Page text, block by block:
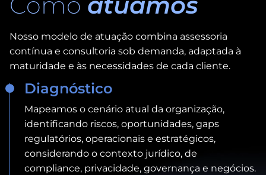
Nosso modelo de atuação combina assessoria
contínua e consultoria sob demanda, adaptada à
maturidade e às necessidades de cada cliente.
Diagnóstico
Mapeamos o cenário atual da organização,
identificando riscos, oportunidades, gaps
regulatórios, operacionais e estratégicos,
considerando o contexto jurídico, de
compliance, privacidade, governança e negócios.